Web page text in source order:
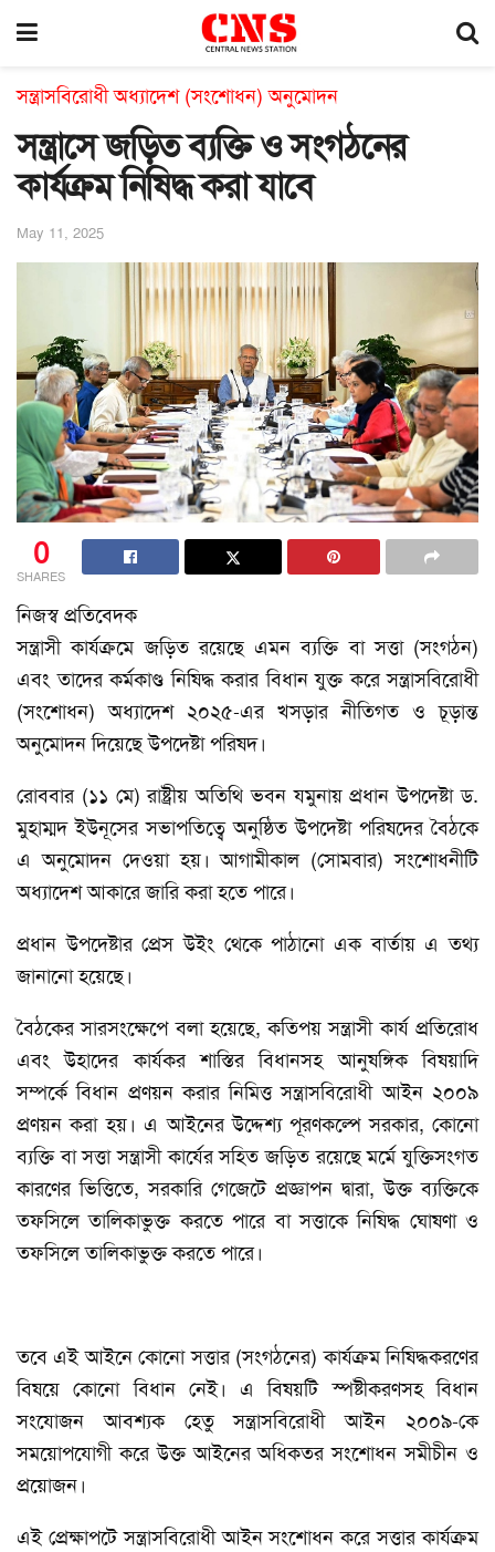
সন্ত্রাসবিরোধী অধ্যাদেশ (সংশোধন) অনুমোদন
সন্ত্রাসে জড়িত ব্যক্তি ও সংগঠনের
কার্যক্রম নিষিদ্ধ করা যাবে
May 11, 2025
0
SHARES
নিজস্ব প্রতিবেদক
সন্ত্রাসী কার্যক্রমে জড়িত রয়েছে এমন ব্যক্তি বা সত্তা (সংগঠন)
এবং তাদের কর্মকাণ্ড নিষিদ্ধ করার বিধান যুক্ত করে সন্ত্রাসবিরোধী
(সংশোধন) অধ্যাদেশ ২০২৫-এর খসড়ার নীতিগত ও চূড়ান্ত
অনুমোদন দিয়েছে উপদেষ্টা পরিষদ।
রোববার (১১ মে) রাষ্ট্রীয় অতিথি ভবন যমুনায় প্রধান উপদেষ্টা ড.
মুহাম্মদ ইউনূসের সভাপতিত্বে অনুষ্ঠিত উপদেষ্টা পরিষদের বৈঠকে
এ অনুমোদন দেওয়া হয়। আগামীকাল (সোমবার) সংশোধনীটি
অধ্যাদেশ আকারে জারি করা হতে পারে।
প্রধান উপদেষ্টার প্রেস উইং থেকে পাঠানো এক বার্তায় এ তথ্য
জানানো হয়েছে।
বৈঠকের সারসংক্ষেপে বলা হয়েছে, কতিপয় সন্ত্রাসী কার্য প্রতিরোধ
এবং উহাদের কার্যকর শাস্তির বিধানসহ আনুষঙ্গিক বিষয়াদি
সম্পর্কে বিধান প্রণয়ন করার নিমিত্ত সন্ত্রাসবিরোধী আইন ২০০৯
প্রণয়ন করা হয়। এ আইনের উদ্দেশ্য পূরণকল্পে সরকার, কোনো
ব্যক্তি বা সত্তা সন্ত্রাসী কার্যের সহিত জড়িত রয়েছে মর্মে যুক্তিসংগত
কারণের ভিত্তিতে, সরকারি গেজেটে প্রজ্ঞাপন দ্বারা, উক্ত ব্যক্তিকে
তফসিলে তালিকাভুক্ত করতে পারে বা সত্তাকে নিষিদ্ধ ঘোষণা ও
তফসিলে তালিকাভুক্ত করতে পারে।
তবে এই আইনে কোনো সত্তার (সংগঠনের) কার্যক্রম নিষিদ্ধকরণের
বিষয়ে কোনো বিধান নেই। এ বিষয়টি স্পষ্টীকরণসহ বিধান
সংযোজন আবশ্যক হেতু সন্ত্রাসবিরোধী আইন ২০০৯-কে
সময়োপযোগী করে উক্ত আইনের অধিকতর সংশোধন সমীচীন ও
প্রয়োজন।
এই প্রেক্ষাপটে সন্ত্রাসবিরোধী আইন সংশোধন করে সত্তার কার্যক্রম